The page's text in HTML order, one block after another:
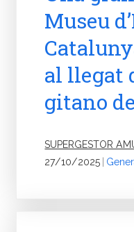
Museu
al llegat
gitano
27/10/2025
SUPERGESTOR
|